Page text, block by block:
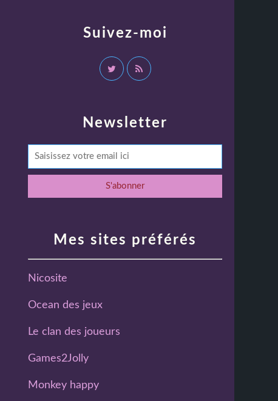
Newsletter
Suivez-moi
Mes sites préférés
Nicosite
Ocean des jeux
Le clan des joueurs
Games2Jolly
Monkey happy